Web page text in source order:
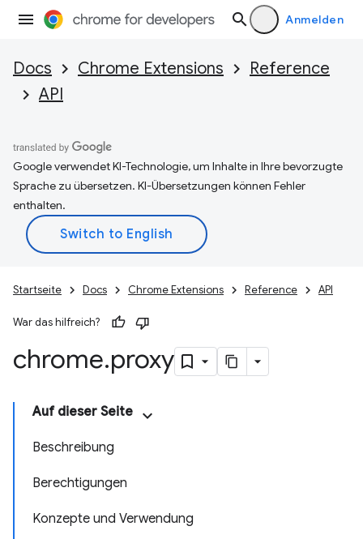
Anmelden
Docs Chrome Extensions
Reference
API
Google verwendet KI-Technologie, um Inhalte in Ihre bevorzugte
Sprache zu übersetzen. KI-Übersetzungen können Fehler
enthalten.
Startseite Docs Chrome Extensions Reference API
War das hilfreich?
chrome.proxy
Auf dieser Seite
Beschreibung
Berechtigungen
Konzepte und Verwendung